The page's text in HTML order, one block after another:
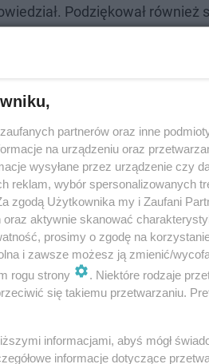
Podziękował również
Zna je cała Polska!
partnerów oraz inne
na urządzeniu oraz
wysyłane przez urządzenie czy
reklam, wybór spersonalizowanych
zgodą Użytkownika my i Zaufani
aktywnie skanować
prosimy o zgodę na
i zawsze możesz ją zmienić/
rogu strony
. Niektóre rodzaje
się takiemu przetwarzaniu.
informacjami, abyś mógł
informacje dotyczące